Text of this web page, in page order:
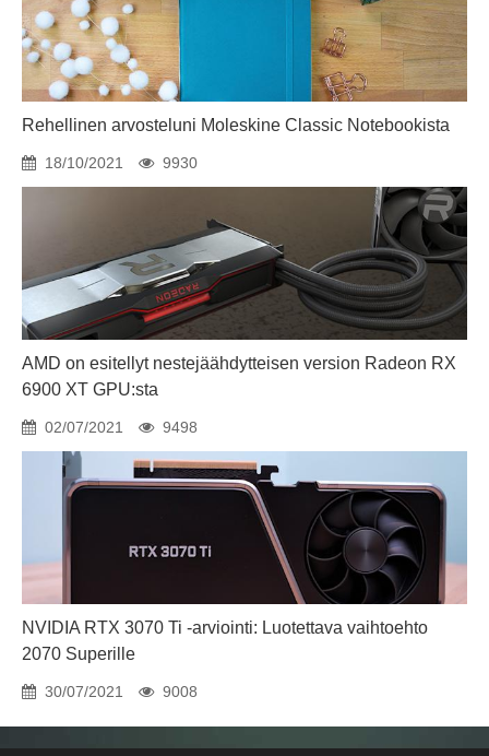
Rehellinen arvosteluni Moleskine Classic Notebookista
18/10/2021 9930
AMD on esitellyt nestejäähdytteisen version Radeon RX
6900 XT GPU:sta
02/07/2021 9498
NVIDIA RTX 3070 Ti -arviointi: Luotettava vaihtoehto
2070 Superille
30/07/2021 9008